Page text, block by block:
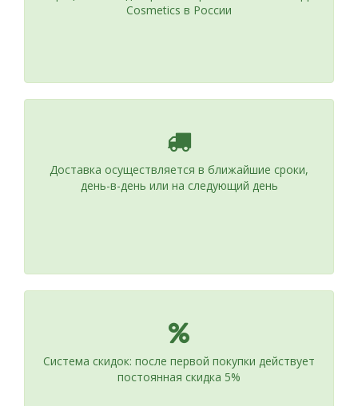
Cosmetics в России
Доставка осуществляется в ближайшие сроки,
день-в-день или на следующий день
Система скидок: после первой покупки действует
постоянная скидка 5%